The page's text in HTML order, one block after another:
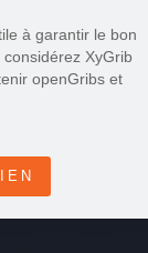
à garantir le bon
XyGrib
openGribs et